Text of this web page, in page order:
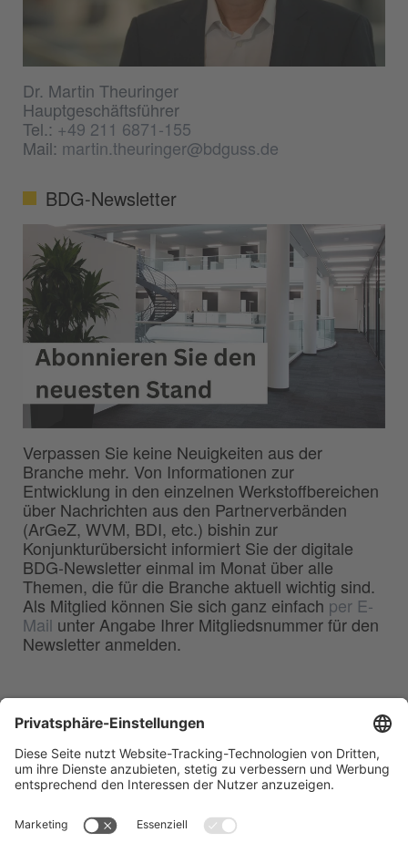
Dr. Martin Theuringer
Hauptgeschäftsführer
Tel.:+49 211 6871-155
Mail: martin.theuringer@bdguss.de
BDG-Newsletter
Verpassen Sie keine Neuigkeiten aus der
Branche mehr. Von Informationen zur
Entwicklung in den einzelnen Werkstoffbereichen
über Nachrichten aus den Partnerverbänden
(ArGeZ, WVM, BDI, etc.) bishin zur
Konjunkturübersicht informiert Sie der digitale
BDG-Newsletter einmal im Monat über alle
Themen, die für die Branche aktuell wichtig sind.
Als Mitglied können Sie sich ganz einfach per E-
Mail unter Angabe Ihrer Mitgliedsnummer für den
Newsletter anmelden.
Deutschen Gießerei-Industrie e.V.